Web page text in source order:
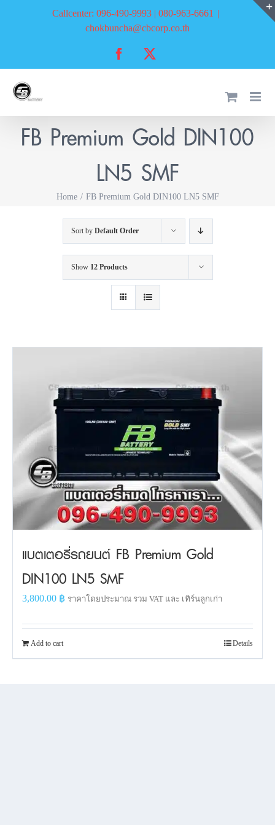
Callcenter: 096-490-9993 | 080-963-6661 |
chokbuncha@cbcorp.co.th
Facebook
FB Premium Gold DIN100
LN5 SMF
Home FB Premium Gold DIN100 LN5 SMF
Sort by Default Order
Show 12 Products
แบตเตอรี่รถยนต์ FB Premium Gold
DIN100 LN5 SMF
3,800.00 ฿ ราคาโดยประมาณ รวม VAT และ เทิร์นลูกเก่า
Add to cart Details